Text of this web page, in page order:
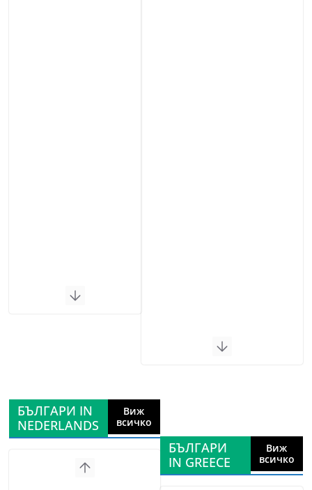
БЪЛГАРИ IN
NEDERLANDS
Виж
всичко
БЪЛГАРИ
IN GREECE
Виж
всичко